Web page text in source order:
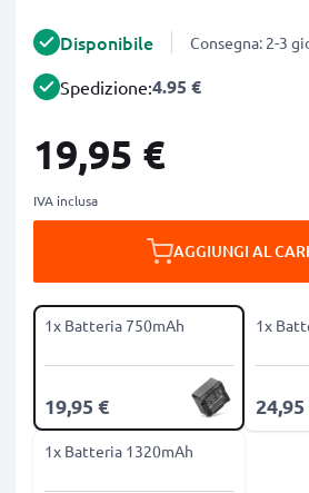
Disponibile Consegna: 2-3
Spedizione:4.95 €
19,95 €
IVA inclusa
AGGIUNGI AL
1x Batteria 750mAh
19,95 €
1x
24,95
1x Batteria 1320mAh